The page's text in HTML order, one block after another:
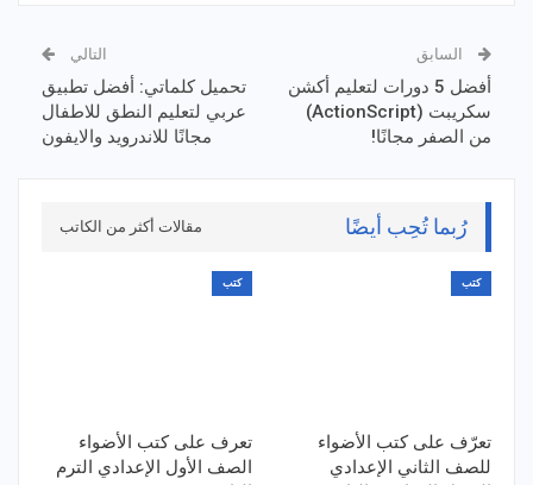
السابق
أفضل 5 دورات لتعليم أكشن
سكريبت (ActionScript)
من الصفر مجانًا!
التالي
تحميل كلماتي: أفضل تطبيق
عربي لتعليم النطق للاطفال
مجانًا للاندرويد والايفون
رُبما تُحِب أيضًا مقالات أكثر من الكاتب
كتب
تعرّف على كتب الأضواء
للصف الثاني الإعدادي
كتب
تعرف على كتب الأضواء
الصف الأول الإعدادي الترم